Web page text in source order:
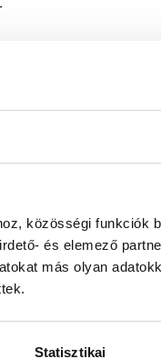
közösségi funkciók
és elemező
más olyan
Statisztikai